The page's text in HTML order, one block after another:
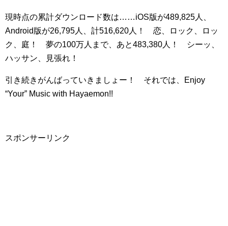
現時点の累計ダウンロード数は……iOS版が489,825人、
Android版が26,795人、計516,620人！ 恋、ロック、ロッ
ク、庭！ 夢の100万人まで、あと483,380人！ シーッ、
ハッサン、見張れ！
引き続きがんばっていきましょー！ それでは、Enjoy
“Your” Music with Hayaemon!!
スポンサーリンク